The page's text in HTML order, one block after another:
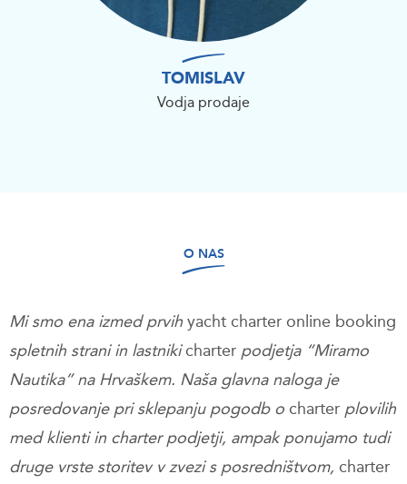
TOMISLAV
Vodja prodaje
O NAS
Mi smo ena izmed prvih yacht charter online booking
spletnih strani in lastnikicharter podjetja “Miramo
Nautika” na Hrvaškem. Naša glavna naloga je
posredovanje pri sklepanju pogodb o charter plovilih
med klienti in charter podjetji, ampak ponujamo tudi
druge vrste storitev v zvezi s posredništvom, charter